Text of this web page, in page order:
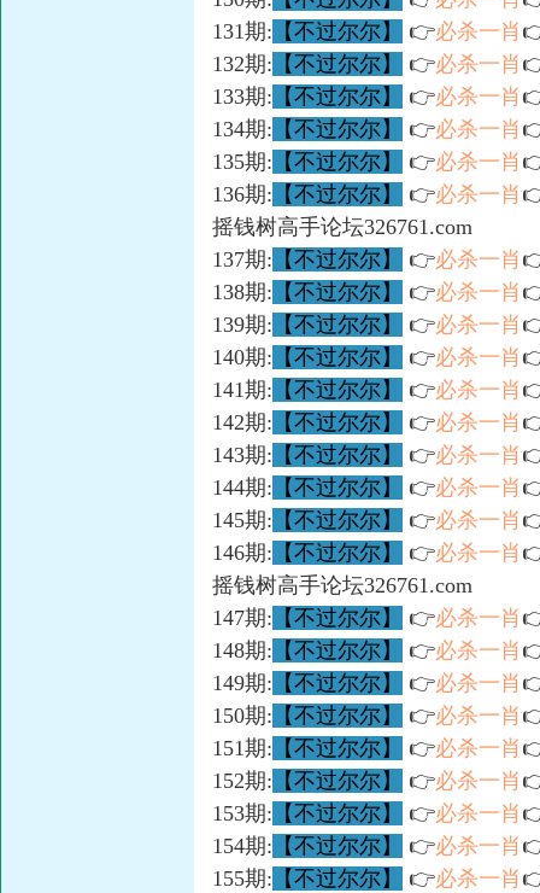
131期: 【不过尔尔】 👉必杀一肖
132期: 【不过尔尔】 👉必杀一肖
133期: 【不过尔尔】 👉必杀一肖
134期: 【不过尔尔】 👉必杀一肖
135期: 【不过尔尔】 👉必杀一肖
136期: 【不过尔尔】 👉必杀一肖
摇钱树高手论坛326761.com
137期: 【不过尔尔】 👉必杀一肖
138期: 【不过尔尔】 👉必杀一肖
139期: 【不过尔尔】 👉必杀一肖
140期: 【不过尔尔】 👉必杀一肖
141期: 【不过尔尔】 👉必杀一肖
142期: 【不过尔尔】 👉必杀一肖
143期: 【不过尔尔】 👉必杀一肖
144期: 【不过尔尔】 👉必杀一肖
145期: 【不过尔尔】 👉必杀一肖
146期: 【不过尔尔】 👉必杀一肖
摇钱树高手论坛326761.com
147期: 【不过尔尔】 👉必杀一肖
148期: 【不过尔尔】 👉必杀一肖
149期: 【不过尔尔】 👉必杀一肖
150期: 【不过尔尔】 👉必杀一肖
151期: 【不过尔尔】 👉必杀一肖
152期: 【不过尔尔】 👉必杀一肖
153期: 【不过尔尔】 👉必杀一肖
154期: 【不过尔尔】 👉必杀一肖
155期: 【不过尔尔】 👉必杀一肖